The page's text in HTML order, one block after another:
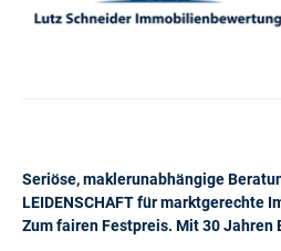
Seriöse, maklerunabhängige
LEIDENSCHAFT für marktgerechte
Zum fairen Festpreis. Mit 30 Jahren